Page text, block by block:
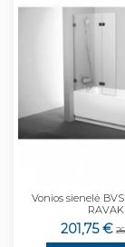
Vonios sienelė
RAVAK
201,75 €